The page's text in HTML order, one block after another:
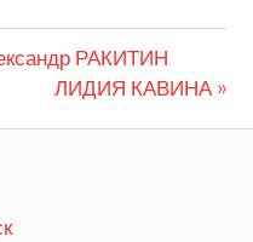
РАКИТИН
Следующая
ЛИДИЯ КАВИНА